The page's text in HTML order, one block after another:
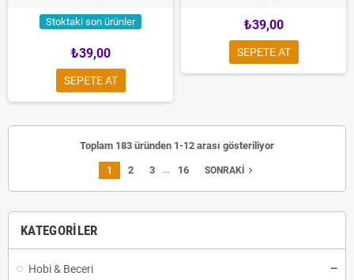
KATEGORILER
Hobi & Beceri
Stoktaki son ürünler
₺39,00
SEPETE AT
₺39,00
SEPETE AT
Toplam 183 üründen 1-12 arası gösteriliyor
1 2 3 … 16 SONRAKI navigate_next